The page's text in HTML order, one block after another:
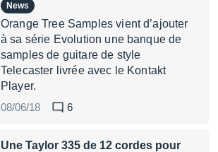
News
Orange Tree Samples vient d’ajouter
à sa série Evolution une banque de
samples de guitare de style
Telecaster livrée avec le Kontakt
Player.
08/06/18
6
Une Taylor 335 de 12 cordes pour